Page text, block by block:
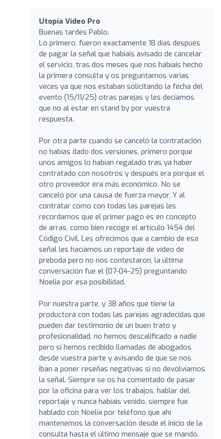
Utopía Vídeo Pro
Buenas tardes Pablo.
Lo primero, fueron exactamente 18 días después
de pagar la señal que habíais avisado de cancelar
el servicio, tras dos meses que nos habíais hecho
la primera consulta y os preguntamos varias
veces ya que nos estaban solicitando la fecha del
evento (15/11/25) otras parejas y les decíamos
que no al estar en stand by por vuestra
respuesta.
Por otra parte cuando se canceló la contratación
no habías dado dos versiones, primero porque
unos amigos lo habían regalado tras ya haber
contratado con nosotros y después era porque el
otro proveedor era más económico. No se
canceló por una causa de fuerza mayor. Y al
contratar como con todas las parejas les
recordamos que el primer pago es en concepto
de arras, como bien recoge el artículo 1454 del
Código Civil. Les ofrecimos que a cambio de esa
señal les hacíamos un reportaje de vídeo de
preboda pero no nos contestaron, la última
conversación fue el (07-04-25) preguntando
Noelia por esa posibilidad.
Por nuestra parte, y 38 años que tiene la
productora con todas las parejas agradecidas que
pueden dar testimonio de un buen trato y
profesionalidad, no hemos descalificado a nadie
pero sí hemos recibido llamadas de abogados
desde vuestra parte y avisando de que se nos
iban a poner reseñas negativas si no devolvíamos
la señal. Siempre se os ha comentado de pasar
por la oficina para ver los trabajos, hablar del
reportaje y nunca habíais venido, siempre fue
hablado con Noelia por teléfono que ahí
mantenemos la conversación desde el inicio de la
consulta hasta el último mensaje que se mandó.